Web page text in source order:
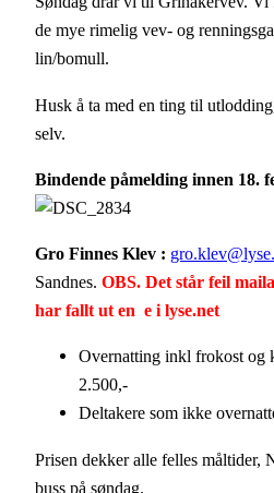
de mye rimelig vev- og
lin/bomull.
Husk å ta med en ting til
selv.
Bindende påmelding innen 18.
Gro Finnes Klev :
Sandnes. OBS. Det står feil
har fallt ut en e i lyse.net
Overnatting inkl frokost og
2.500,-
Deltakere som ikke
Prisen dekker alle felles måltider,
buss på søndag.